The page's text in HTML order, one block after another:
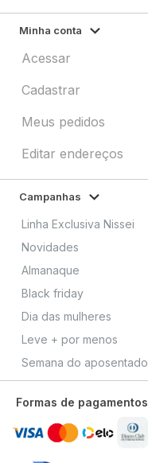
Minha conta
Acessar
Cadastrar
Meus pedidos
Editar endereços
Campanhas
Linha Exclusiva Nissei
Novidades
Almanaque
Black friday
Dia das mulheres
Leve + por menos
Semana do aposentado
Formas de pagamentos